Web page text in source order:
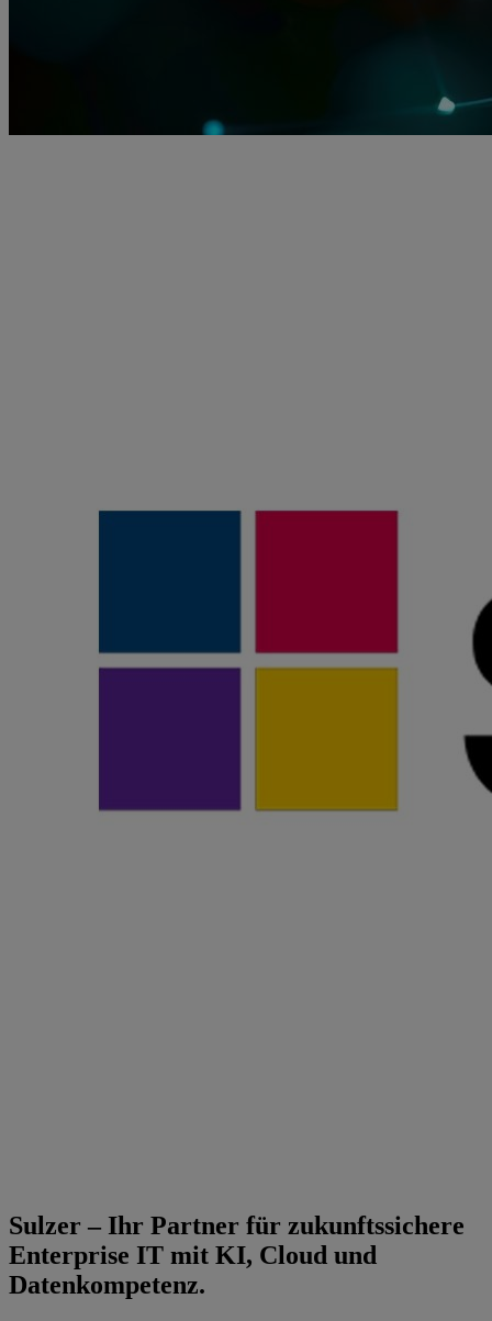
Sulzer – Ihr Partner für zukunftssichere
Enterprise IT mit KI, Cloud und
Datenkompetenz.